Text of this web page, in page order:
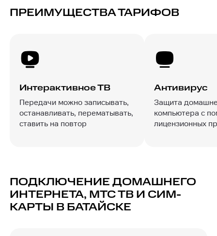
ПРЕИМУЩЕСТВА ТАРИФОВ
Интерактивное ТВ
Передачи можно записывать,
останавливать, перематывать,
ставить на повтор
Антивирус
Защита
компьютера с
лицензионных
ПОДКЛЮЧЕНИЕ ДОМАШНЕГО
ИНТЕРНЕТА, МТС ТВ И СИМ-
КАРТЫ В БАТАЙСКЕ